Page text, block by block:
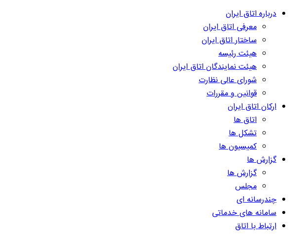
درباره اتاق ایران
معرفی اتاق ایران
ساختار اتاق ایران
هیئت رئیسه
هیئت نمایندگان اتاق ایران
شورای عالی نظارت
قوانین و مقررات
ارکان اتاق ایران
اتاق ها
تشکل ها
کمیسیون ها
گزارش ها
گزارش ها
مجلس
چندرسانه ای
سامانه های خدماتی
ارتباط با اتاق